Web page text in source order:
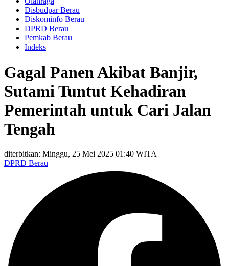
Disbudpar Berau
Diskominfo Berau
DPRD Berau
Pemkab Berau
Indeks
Gagal Panen Akibat Banjir,
Sutami Tuntut Kehadiran
Pemerintah untuk Cari Jalan
Tengah
diterbitkan: Minggu, 25 Mei 2025 01:40 WITA
DPRD Berau